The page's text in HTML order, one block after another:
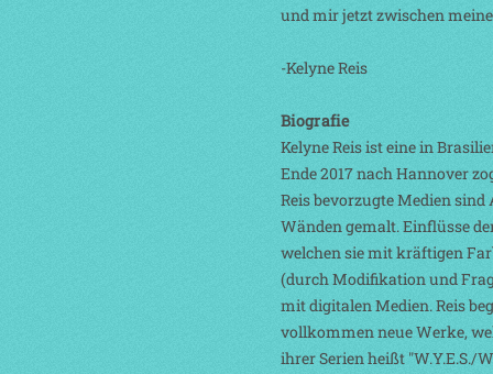
und mir jetzt zwischen
-Kelyne Reis
Biografie
Kelyne Reis ist eine in
Ende 2017 nach Hannover
Reis bevorzugte Medien
Wänden gemalt. Einflüsse
welchen sie mit kräftigen
(durch Modifikation und
mit digitalen Medien. Reis
vollkommen neue Werke,
ihrer Serien heißt "W.Y.E.S./